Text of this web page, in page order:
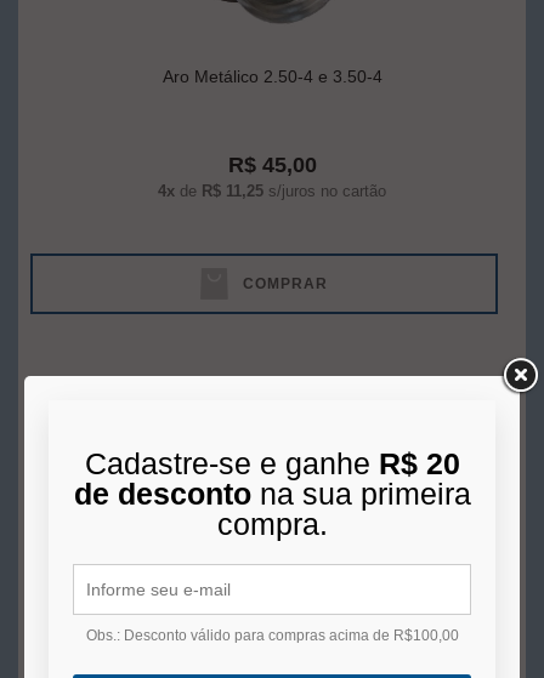
Aro Metálico 2.50-4 e 3.50-4
R$ 45,00
4x de R$ 11,25 s/juros no cartão
COMPRAR
Cadastre-se e ganhe R$ 20
de descontona sua primeira
compra.
Obs.: Desconto válido para compras acima de R$100,00